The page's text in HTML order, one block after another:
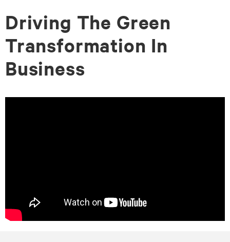
zum
Seiteninhalt
zum
Footer-
Menü
Driving The Green
Transformation In
Business